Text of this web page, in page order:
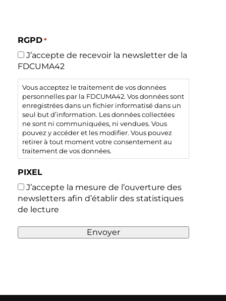
RGPD *
J’accepte de recevoir la newsletter de la
FDCUMA42
Vous acceptez le traitement de vos données
personnelles par la FDCUMA42. Vos données sont
enregistrées dans un fichier informatisé dans un
seul but d’information. Les données collectées
ne sont ni communiquées, ni vendues. Vous
pouvez y accéder et les modifier. Vous pouvez
retirer à tout moment votre consentement au
traitement de vos données.
PIXEL
J’accepte la mesure de l’ouverture des
newsletters afin d’établir des statistiques
de lecture
Envoyer